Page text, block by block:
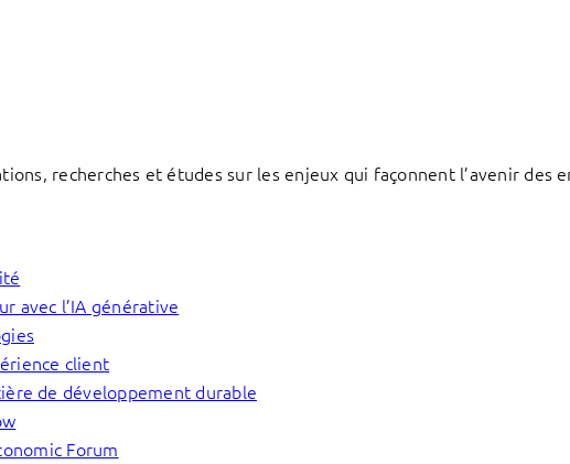
recherches et études sur les enjeux qui façonnent l’avenir des
avec l’IA générative
client
de développement durable
Forum